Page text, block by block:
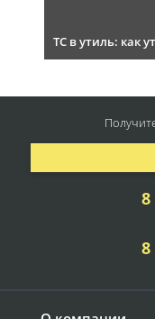
ТС в утиль: как
8
8